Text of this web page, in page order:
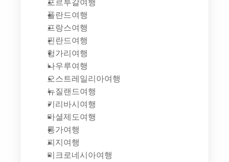
포르투갈여행
폴란드여행
프랑스여행
핀란드여행
헝가리여행
나우루여행
오스트레일리아여행
뉴질랜드여행
키리바시여행
마셜제도여행
통가여행
피지여행
미크로네시아여행